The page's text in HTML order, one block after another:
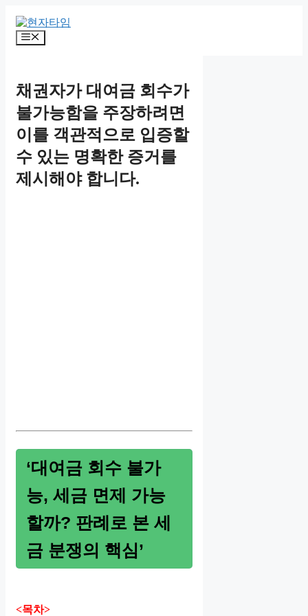
content Menu
채권자가 대여금 회수가
불가능함을 주장하려면
이를 객관적으로 입증할
수 있는 명확한 증거를
제시해야 합니다.
‘대여금 회수 불가
능, 세금 면제 가능
할까? 판례로 본 세
금 분쟁의 핵심’
<목차>